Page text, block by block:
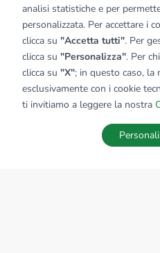
analisi statistiche e per
personalizzata. Per accettare i
clicca su "Accetta tutti". Per
clicca su "Personalizza". Per
clicca su "X"; in questo caso, la
esclusivamente con i cookie
ti invitiamo a leggere la nostra